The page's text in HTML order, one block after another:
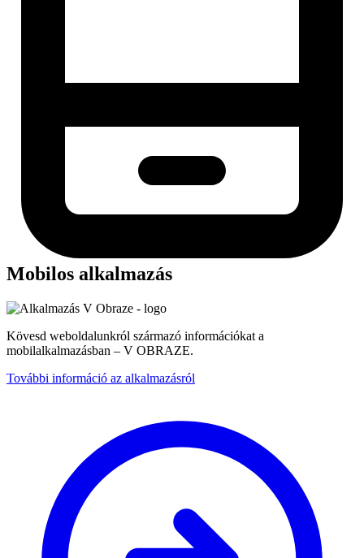
Mobilos alkalmazás
Kövesd weboldalunkról származó információkat a
mobilalkalmazásban – V OBRAZE.
További információ az alkalmazásról